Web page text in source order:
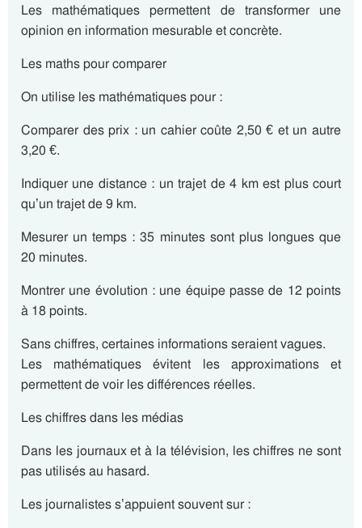
Les mathématiques permettent de transformer une
opinion en information mesurable et concrète.
Les maths pour comparer
On utilise les mathématiques pour :
Comparer des prix : un cahier coûte 2,50 € et un autre
3,20 €.
Indiquer une distance : un trajet de 4 km est plus court
qu’un trajet de 9 km.
Mesurer un temps : 35 minutes sont plus longues que
20 minutes.
Montrer une évolution : une équipe passe de 12 points
à 18 points.
Sans chiffres, certaines informations seraient vagues.
Les mathématiques évitent les approximations et
permettent de voir les différences réelles.
Les chiffres dans les médias
Dans les journaux et à la télévision, les chiffres ne sont
pas utilisés au hasard.
Les journalistes s’appuient souvent sur :